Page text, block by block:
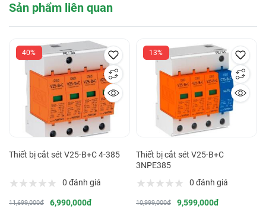
Sản phẩm liên quan
40%
Thiết bị cắt sét V25-B+C 4-385
0 đánh giá
11,699,000đ 6,990,000đ
13%
Thiết bị cắt sét V25-B+C
3NPE385
0 đánh giá
10,999,000đ 9,599,000đ